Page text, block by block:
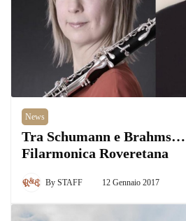
News
Tra Schumann e
Filarmonica Roveretana
By STAFF 12 Gennaio 2017